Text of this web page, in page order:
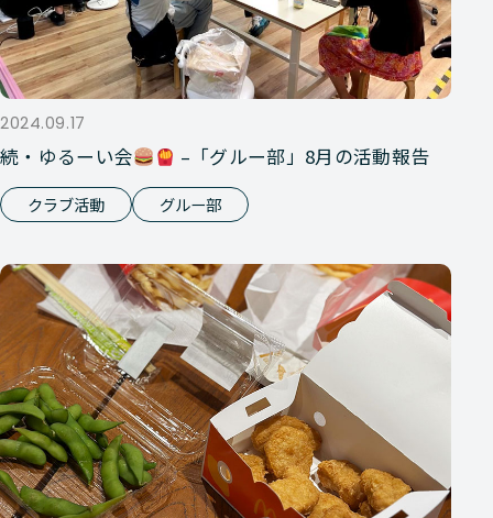
2024.09.17
続・ゆるーい会 –「グルー部」8月の活動報告
クラブ活動 グルー部